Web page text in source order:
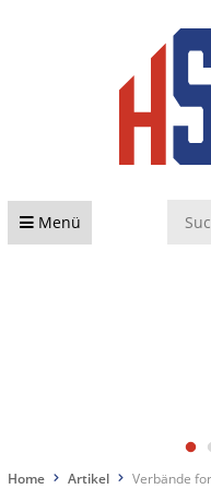
Menü
Home Artikel Verbände